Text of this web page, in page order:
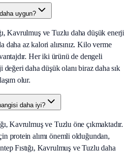
uygun?
Kavrulmuş ve Tuzlu daha düşük enerji
daha az kalori alırsınız. Kilo verme
Her iki ürünü de dengeli
daha düşük olanı biraz daha sık
olur.
daha iyi?
Kavrulmuş ve Tuzlu öne çıkmaktadır.
protein alımı önemli olduğundan,
Fıstığı, Kavrulmuş ve Tuzlu daha